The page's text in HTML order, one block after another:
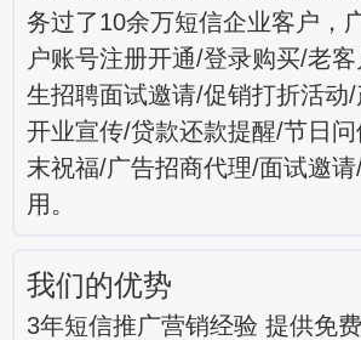
务过了10余万短信企业客户，
户账号注册开通/登录购买/老
生招聘面试邀请/促销打折活动
开业宣传/贷款还款提醒/节日
末祝福/广告招商代理/面试邀
用。
我们的优势
3年短信推广营销经验 提供免